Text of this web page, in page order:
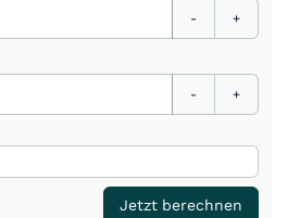
- +
- +
Jetzt berechnen